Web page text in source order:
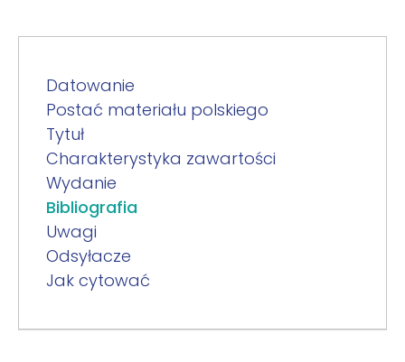
Datowanie
Postać materiału polskiego
Tytuł
Charakterystyka zawartości
Wydanie
Bibliografia
Uwagi
Odsyłacze
Jak cytować